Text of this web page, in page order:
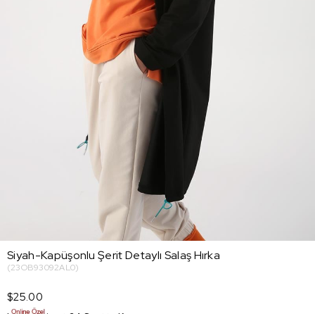
Siyah-Kapüşonlu Şerit Detaylı Salaş Hırka
(23OB93092AL0)
$25.00